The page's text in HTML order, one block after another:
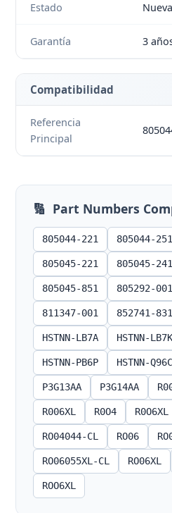
Estado Nueva
Garantía 3
Compatibilidad
Referencia
Principal
🔢 Part Numbers
805044-221 805044-251
805045-221 805045-241
805045-851 805292-001
811347-001 852741-831
HSTNN-LB7A HSTNN-LB7K
HSTNN-PB6P HSTNN-Q96C
P3G13AA P3G14AA
R006XL R0O4 R0O6XL
RO04044-CL RO06
RO06055XL-CL RO06XL
ROO6XL